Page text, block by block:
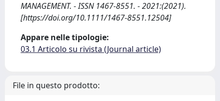
MANAGEMENT. - ISSN 1467-8551. - 2021:(2021).
[https://doi.org/10.1111/1467-8551.12504]
Appare nelle tipologie:
03.1 Articolo su rivista (Journal article)
File in questo prodotto: